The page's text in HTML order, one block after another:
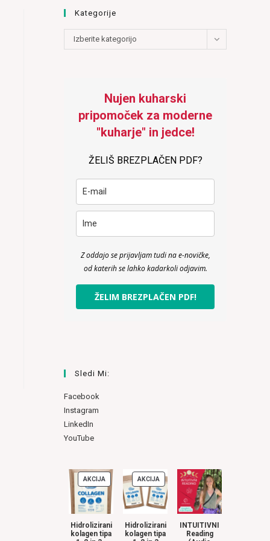
Kategorije
Kategorije
Izberite kategorijo
Nujen kuharski
pripomoček za moderne
"kuharje" in jedce!
ŽELIŠ BREZPLAČEN PDF?
Z oddajo se prijavljam tudi na e-novičke,
od katerih se lahko kadarkoli odjavim.
ŽELIM BREZPLAČEN PDF!
Sledi Mi:
Facebook
Instagram
LinkedIn
YouTube
AKCIJAIZDELKI
V
AKCIJI
Hidrolizirani
kolagen tipa
AKCIJAIZDELKI
V
AKCIJI
Hidrolizirani
kolagen tipa
INTUITIVNI
Reading